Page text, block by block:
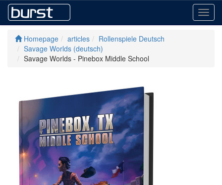
Homepage
articles
Rollenspiele Deutsch
Savage Worlds (deutsch)
Savage Worlds - Pinebox Middle School